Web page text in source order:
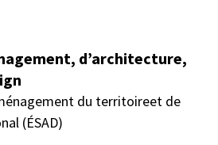
d’architecture,
du territoireet de
(ÉSAD)